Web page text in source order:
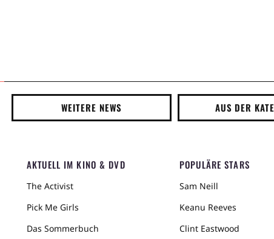
WEITERE NEWS AUS DER
AKTUELL IM KINO & DVD
The Activist
Pick Me Girls
Das Sommerbuch
POPULÄRE STARS
Sam Neill
Keanu Reeves
Clint Eastwood